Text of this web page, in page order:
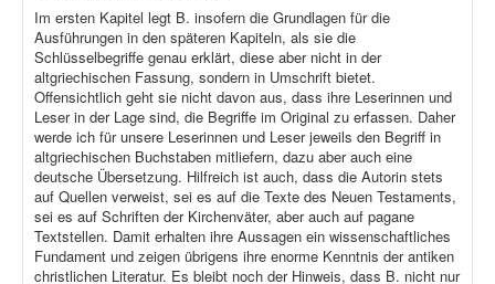
Im ersten Kapitel legt B. insofern die Grundlagen für die
Ausführungen in den späteren Kapiteln, als sie die
Schlüsselbegriffe genau erklärt, diese aber nicht in der
altgriechischen Fassung, sondern in Umschrift bietet.
Offensichtlich geht sie nicht davon aus, dass ihre Leserinnen und
Leser in der Lage sind, die Begriffe im Original zu erfassen. Daher
werde ich für unsere Leserinnen und Leser jeweils den Begriff in
altgriechischen Buchstaben mitliefern, dazu aber auch eine
deutsche Übersetzung. Hilfreich ist auch, dass die Autorin stets
auf Quellen verweist, sei es auf die Texte des Neuen Testaments,
sei es auf Schriften der Kirchenväter, aber auch auf pagane
Textstellen. Damit erhalten ihre Aussagen ein wissenschaftliches
Fundament und zeigen übrigens ihre enorme Kenntnis der antiken
christlichen Literatur. Es bleibt noch der Hinweis, dass B. nicht nur